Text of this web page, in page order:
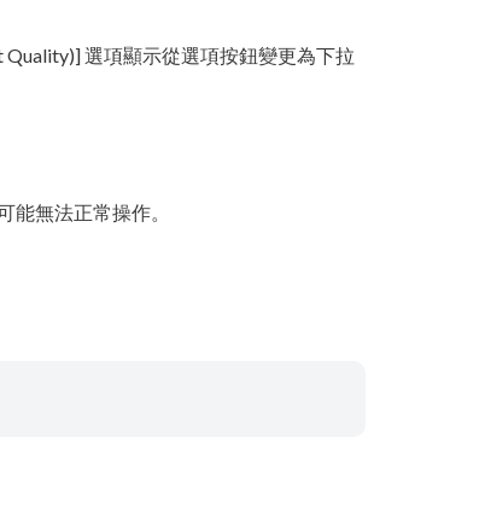
選項顯示從選項按鈕變更為下拉
無法正常操作。